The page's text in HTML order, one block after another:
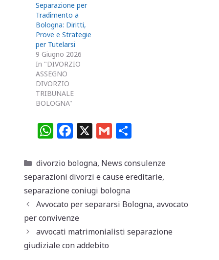
Separazione per
Tradimento a
Bologna: Diritti,
Prove e Strategie
per Tutelarsi
9 Giugno 2026
In "DIVORZIO
ASSEGNO
DIVORZIO
TRIBUNALE
BOLOGNA"
W
at
s
A
p
p
F
c
e
b
o
o
k
X G
ai
l
n
di
di
Categorie
divorzio bologna, News consulenze
separazioni divorzi e cause ereditarie,
separazione coniugi bologna
Avvocato per separarsi Bologna, avvocato
per convivenze
avvocati matrimonialisti separazione
giudiziale con addebito